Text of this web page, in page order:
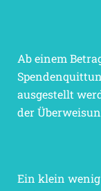
Ab einem
ausgestellt
der
Ein klein wenig